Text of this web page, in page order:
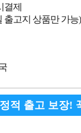
결제
출고지 상품만 가능)
적 출고 보장!